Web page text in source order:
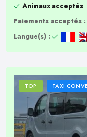
Animaux acceptés
Paiements acceptés :
Langue(s) :
TOP TAXI